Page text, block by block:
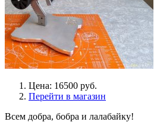
Цена: 16500 руб.
Перейти в магазин
Всем добра, бобра и лалабайку!